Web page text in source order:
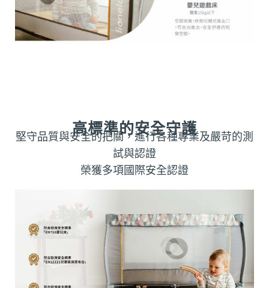
高標準的安全守護
堅守品質與安全的把關，進行各種專業及嚴苛的測
試與認證
榮獲多項國際安全認證